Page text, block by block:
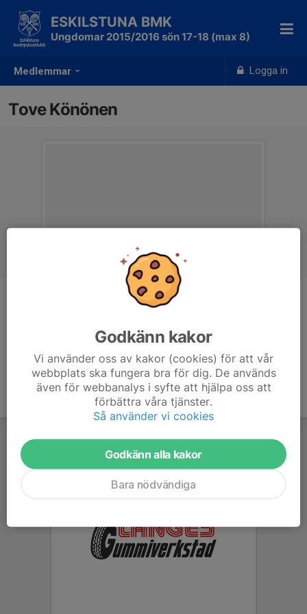
Medlemmar Logga in
ESKILSTUNA BMK
Ungdomar 2015/2016 sön 17-18 (max 8)
Tove Könönen
Assisterande tränare
Godkänn kakor
Vi använder oss av kakor (cookies) för att vår
webbplats ska fungera bra för dig. De används
även för webbanalys i syfte att hjälpa oss att
förbättra våra tjänster.
Så använder vi cookies
Godkänn alla kakor
Bara nödvändiga